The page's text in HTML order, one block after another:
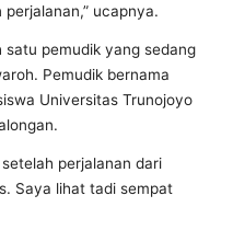
ucapnya.
satu pemudik yang sedang
Pemudik bernama
Universitas Trunojoyo
perjalanan dari
Saya lihat tadi sempat